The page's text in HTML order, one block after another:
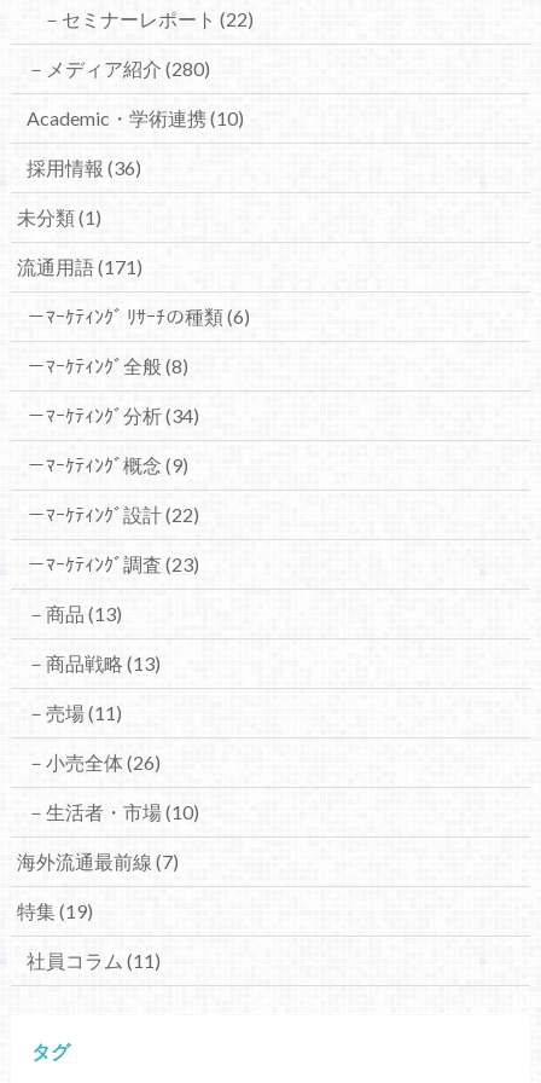
－セミナーレポート (22)
－メディア紹介 (280)
Academic・学術連携(10)
採用情報 (36)
未分類(1)
流通用語(171)
－ﾏｰｹﾃｨﾝｸﾞ ﾘｻｰﾁの種類(6)
－ﾏｰｹﾃｨﾝｸﾞ全般(8)
－ﾏｰｹﾃｨﾝｸﾞ分析(34)
－ﾏｰｹﾃｨﾝｸﾞ概念 (9)
－ﾏｰｹﾃｨﾝｸﾞ設計(22)
－ﾏｰｹﾃｨﾝｸﾞ調査 (23)
－商品 (13)
－商品戦略 (13)
－売場(11)
－小売全体 (26)
－生活者・市場(10)
海外流通最前線 (7)
特集(19)
社員コラム (11)
タグ